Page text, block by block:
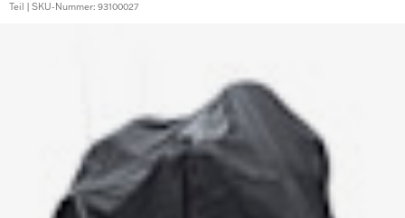
Teil | SKU-Nummer: 93100027